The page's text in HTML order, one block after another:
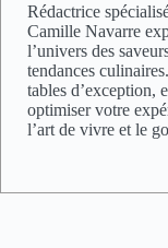
Rédactrice
Camille Navarre
l’univers des
tendances
tables d’exception,
optimiser votre
l’art de vivre et le